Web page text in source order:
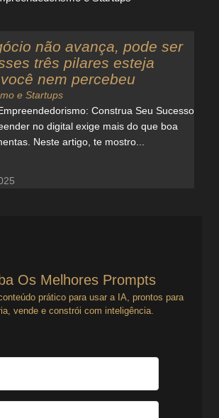
não avança, pode ser
três pilares esteja
nem percebeu
e Startups
Construa Seu Sucesso
no digital exige mais do que boa
Neste artigo, te mostro...
Os Melhores Prompts
prático para usar a IA, prontos para
vende e constrói com inteligência.